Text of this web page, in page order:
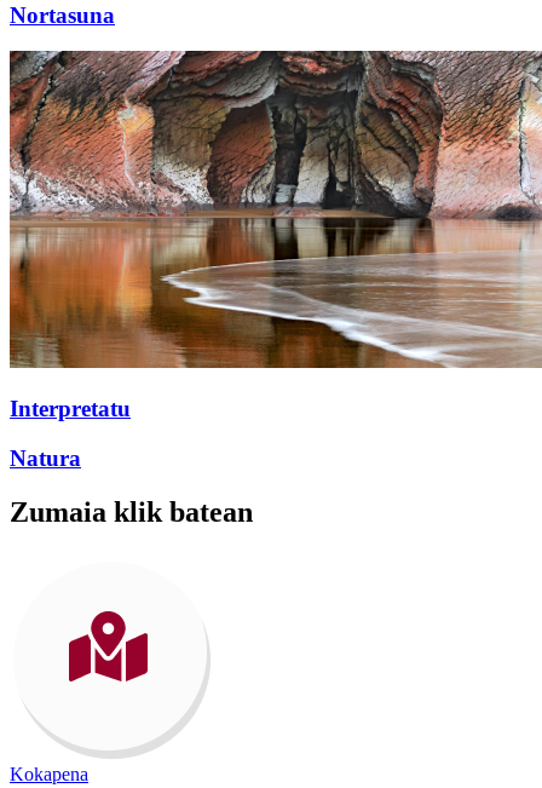
Nortasuna
Interpretatu
Natura
Zumaia klik batean
Kokapena